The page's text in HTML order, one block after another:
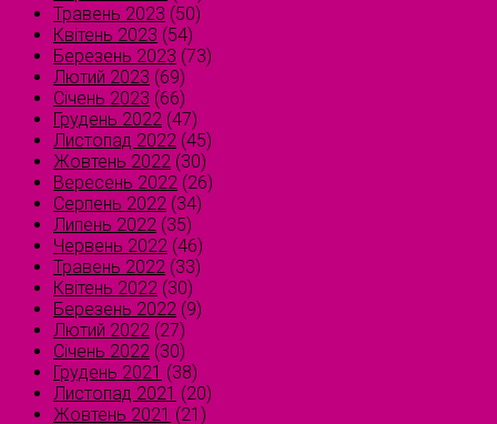
Травень 2023 (50)
Квітень 2023 (54)
Березень 2023 (73)
Лютий 2023 (69)
Січень 2023 (66)
Грудень 2022 (47)
Листопад 2022 (45)
Жовтень 2022 (30)
Вересень 2022 (26)
Серпень 2022 (34)
Липень 2022 (35)
Червень 2022 (46)
Травень 2022 (33)
Квітень 2022 (30)
Березень 2022 (9)
Лютий 2022 (27)
Січень 2022 (30)
Грудень 2021 (38)
Листопад 2021 (20)
Жовтень 2021 (21)